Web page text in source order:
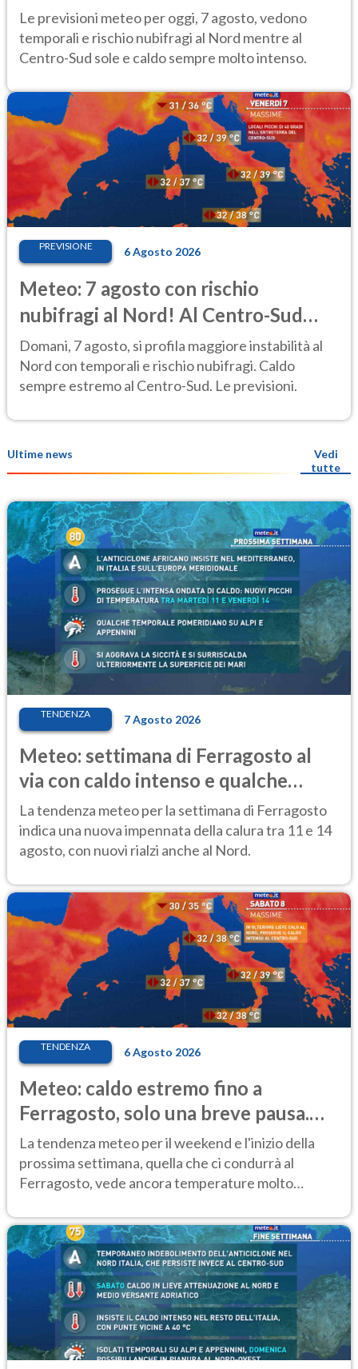
Le previsioni meteo per oggi, 7 agosto, vedono
temporali e rischio nubifragi al Nord mentre al
Centro-Sud sole e caldo sempre molto intenso.
PREVISIONE 6 Agosto 2026
Meteo: 7 agosto con rischio
nubifragi al Nord! Al Centro-Sud
caldo estremo
Domani, 7 agosto, si profila maggiore instabilità al
Nord con temporali e rischio nubifragi. Caldo
sempre estremo al Centro-Sud. Le previsioni.
Ultime news
Vedi
tutte
TENDENZA 7 Agosto 2026
Meteo: settimana di Ferragosto al
via con caldo intenso e qualche
temporale
La tendenza meteo per la settimana di Ferragosto
indica una nuova impennata della calura tra 11 e 14
agosto, con nuovi rialzi anche al Nord.
TENDENZA 6 Agosto 2026
Meteo: caldo estremo fino a
Ferragosto, solo una breve pausa.
Ecco dove
La tendenza meteo per il weekend e l'inizio della
prossima settimana, quella che ci condurrà al
Ferragosto, vede ancora temperature molto